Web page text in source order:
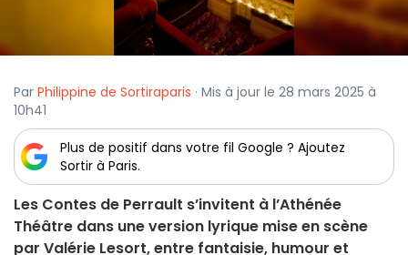
Par Philippine de Sortiraparis · Mis à jour le 28 mars 2025 à
10h41
Plus de positif dans votre fil Google ? Ajoutez
Sortir à Paris.
Les Contes de Perrault s’invitent à l’Athénée
Théâtre dans une version lyrique mise en scène
par Valérie Lesort, entre fantaisie, humour et